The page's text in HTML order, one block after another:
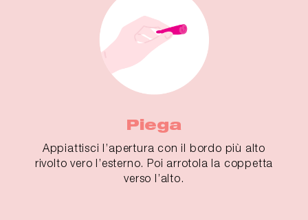
Piega
Appiattisci l’apertura con il bordo più alto
rivolto vero l’esterno. Poi arrotola la coppetta
verso l’alto.